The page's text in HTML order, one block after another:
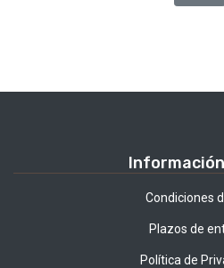
Condiciones
Plazos de
Política de